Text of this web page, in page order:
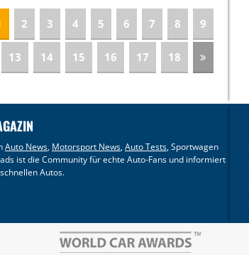
2 3 4 5 6 7 8 9
13 14 15 16 17 18
Auto News, Motorsport News,Auto Tests, Sportwagen
ist die Community für echte Auto-Fans und informiert
Autos.